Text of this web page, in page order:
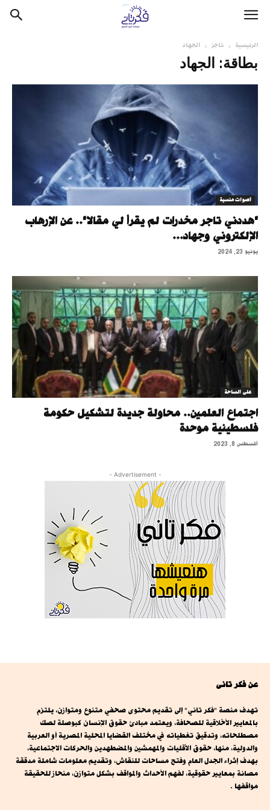
الرئيسية تاجز الجهاد
بطاقة: الجهاد
أصوات منسية
"هددني تاجر مخدرات لم يقرأ لي مقالا".. عن الإرهاب
الإلكتروني وجهاد...
يونيو 23, 2024
على الساحة
اجتماع العلمين.. محاولة جديدة لتشكيل حكومة
فلسطينية موحدة
أغسطس 8, 2023
- Advertisement -
عن فكر تانى
تهدف منصة "فكر تاني" إلى تقديم محتوى صحفي متنوع ومتوازن، يلتزم
بالمعايير الأخلاقية للصحافة، ويعتمد مبادئ حقوق الإنسان كبوصلة لصك
مصطلحاته، وتدقيق تغطياته في مختلف القضايا المحلية المصرية أو العربية
والدولية، منها، حقوق الأقليات والمهمشين والمضطهدين والحركات الاجتماعية،
بهدف إثراء الجدل العام وفتح مساحات للنقاش، وتقديم معلومات شاملة مدققة
مصانة بمعايير حقوقية، لفهم الأحداث والمواقف بشكل متوازن، منحاز للحقيقة
مواقفها .